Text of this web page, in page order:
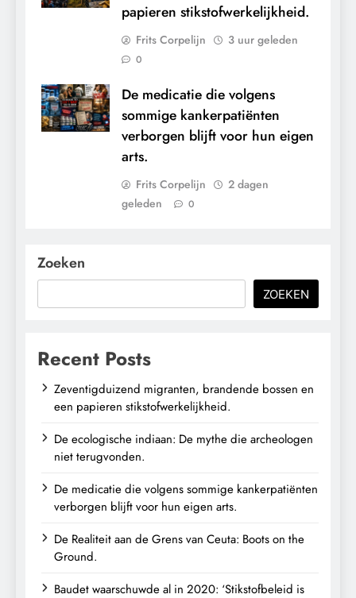
papieren stikstofwerkelijkheid.
Frits Corpelijn 3 uur geleden
0
De medicatie die volgens
sommige kankerpatiënten
verborgen blijft voor hun eigen
arts.
Frits Corpelijn
2 dagen
geleden
0
Zoeken
ZOEKEN
Recent Posts
Zeventigduizend migranten, brandende bossen en
een papieren stikstofwerkelijkheid.
De ecologische indiaan: De mythe die archeologen
niet terugvonden.
De medicatie die volgens sommige kankerpatiënten
verborgen blijft voor hun eigen arts.
De Realiteit aan de Grens van Ceuta: Boots on the
Ground.
Baudet waarschuwde al in 2020: ‘Stikstofbeleid is